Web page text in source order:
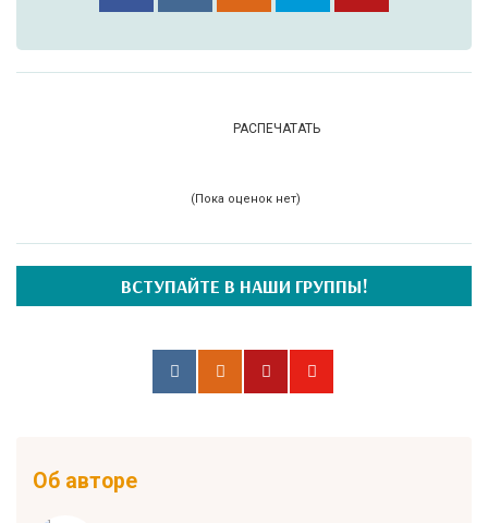
РАСПЕЧАТАТЬ
(Пока оценок нет)
ВСТУПАЙТЕ В НАШИ ГРУППЫ!
Об авторе